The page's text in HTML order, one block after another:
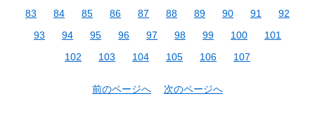
83
84 85 86 87 88 89 90 91
92
93
94 95 96 97 98 99 100
101
102
103 104 105 106 107
前のページへ 次のページへ